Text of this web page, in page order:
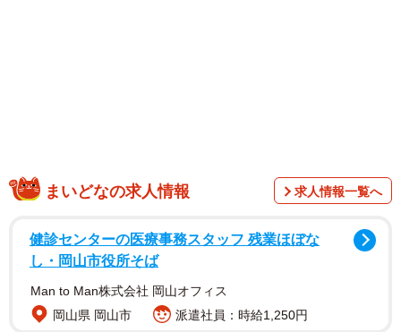
まいどなの求人情報 求人情報一覧へ
健診センターの医療事務スタッフ 残業ほぼな
し・岡山市役所そば
Man to Man株式会社 岡山オフィス
岡山県 岡山市
派遣社員：時給1,250円